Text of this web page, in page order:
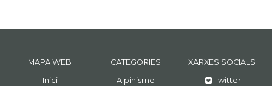
MAPA WEB
Inici
CATEGORIES
Alpinisme
XARXES SOCIALS
Twitter